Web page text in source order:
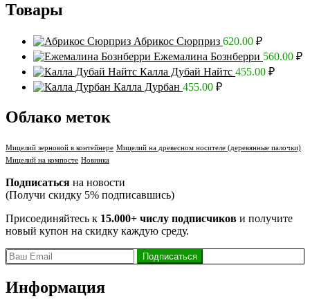
Товары
Абрикос Сюрприз 620.00 ₽
Ежемалина Бознберри 560.00 ₽
Калла Дубай Найтс 455.00 ₽
Калла Дурбан 455.00 ₽
Облако меток
Мицелий зерновой в контейнере Мицелий на древесном носителе (деревянные палочки)
Мицелий на компосте Новинка
Подписаться на новости
(Получи скидку 5% подписавшись)
Присоединяйтесь к 15.000+ числу подписчиков и получите
новый купон на скидку каждую среду.
Информация